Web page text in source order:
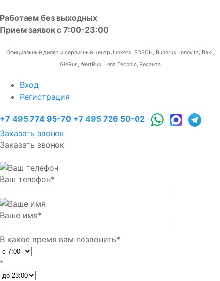
Работаем без выходных
Прием заявок с 7:00-23:00
Официальный дилер и сервисный центр Junkers, BOSCH, Buderus, Innovita, Baxi,
GieRus, WertRus, Lenz Technic, Ресанта
Вход
Регистрация
+7 495 774 95-70 +7 495 726 50-02
Заказать звонок
Заказать звонок
Ваш телефон*
Ваше имя*
В какое время вам позвонить*
*